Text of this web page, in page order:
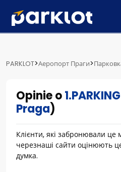
PARKLOT>Аеропорт Праги>
Opinie o1.PARKING
Praga)
Клієнти, які забронювали це
черезнаші сайти оцінюють
думка.